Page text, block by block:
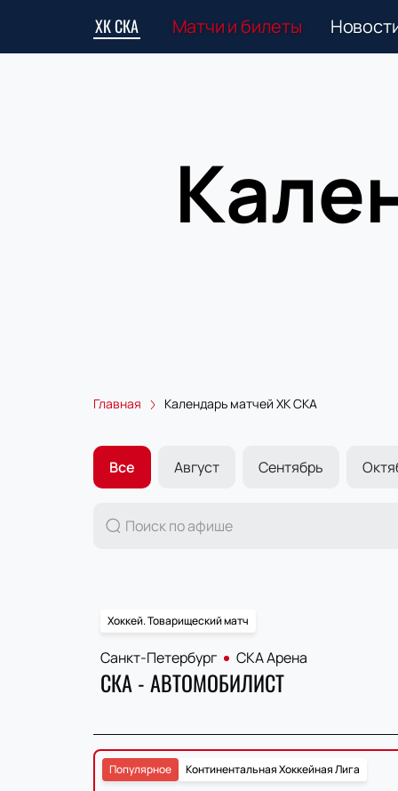
ХК СКА Матчи и билеты
Главная Календарь матчей ХК СКА
Все Август Сентябрь
Хоккей. Товарищеский матч
Санкт-Петербург СКА Арена
СКА - АВТОМОБИЛИСТ
Континентальная Хоккейная Лига
Популярное